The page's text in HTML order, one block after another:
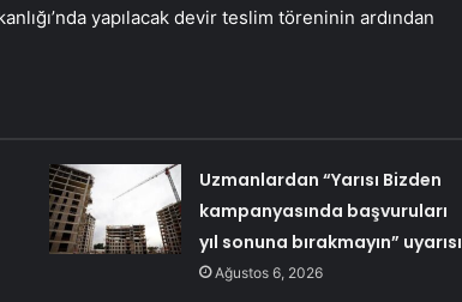
yapılacak devir teslim töreninin ardından
Uzmanlardan “Yarısı Bizden
kampanyasında başvuruları
yıl sonuna bırakmayın” uyarısı
Ağustos 6, 2026